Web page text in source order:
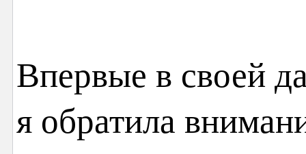
Впервые в своей
я обратила